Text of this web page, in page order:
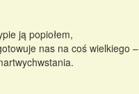
ją popiołem,
nas na coś wielkiego –